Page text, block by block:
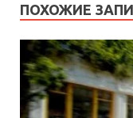
ПОХОЖИЕ